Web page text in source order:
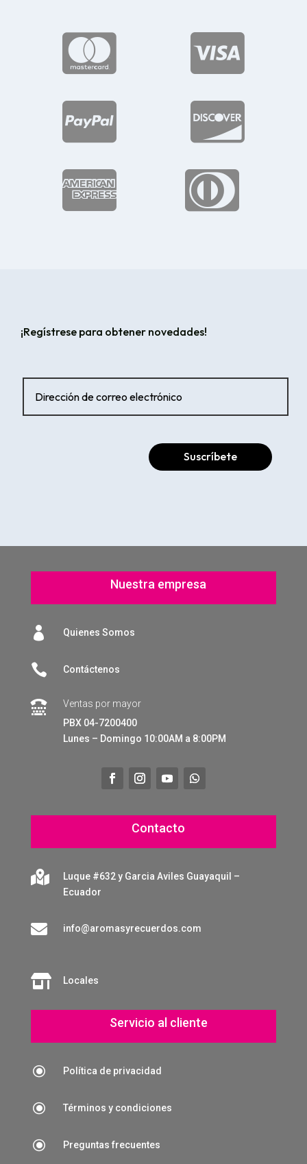






¡Regístrese para obtener novedades!
Suscríbete
Nuestra empresa
 Quienes Somos
 Contáctenos

Ventas por mayor
PBX 04-7200400
Lunes – Domingo 10:00AM a 8:00PM
Contacto

Luque #632 y Garcia Aviles Guayaquil –
Ecuador
 info@aromasyrecuerdos.com
 Locales
Servicio al cliente
\ Política de privacidad
\ Términos y condiciones
\ Preguntas frecuentes